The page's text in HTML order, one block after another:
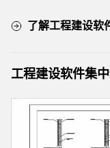
了解工程建设软
工程建设软件集